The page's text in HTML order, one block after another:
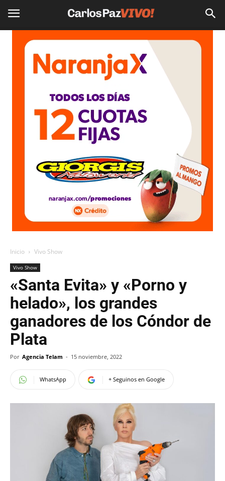
Inicio Vivo Show
Vivo Show
«Santa Evita» y «Porno y
helado», los grandes
ganadores de los Cóndor de
Plata
Por Agencia Telam - 15 noviembre, 2022
WhatsApp + Seguinos en Google